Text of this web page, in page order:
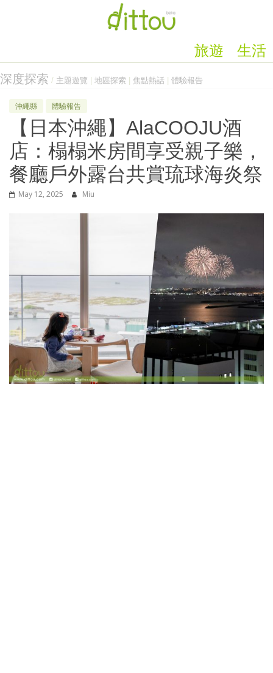
生活
旅遊
深度探索 / 主題遊覽 地區探索 焦點熱話 體驗報告
沖繩縣 體驗報告
【日本沖繩】AlaCOOJU酒
店：榻榻米房間享受親子樂，
餐廳戶外露台共賞琉球海炎祭
May 12, 2025 Miu